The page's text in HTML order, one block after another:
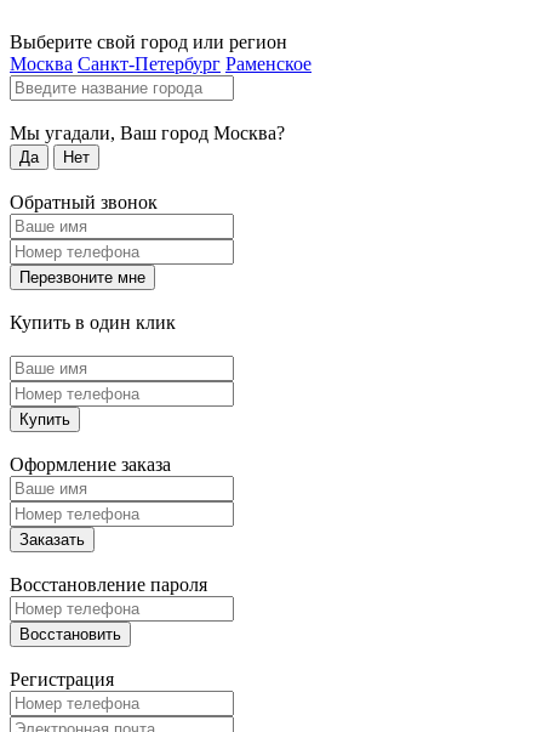
Выберите свой город или регион
Москва Санкт-Петербург Раменское
Мы угадали, Ваш город Москва?
Да Нет
Обратный звонок
Перезвоните мне
Купить в один клик
Купить
Оформление заказа
Заказать
Восстановление пароля
Восстановить
Регистрация